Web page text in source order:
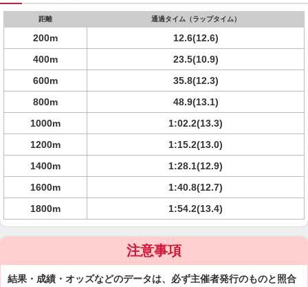
距離 通過タイム（ラップタイム）
200m
12.6(12.6)
400m
23.5(10.9)
600m
35.8(12.3)
800m
48.9(13.1)
1000m
1:02.2(13.3)
1200m
1:15.2(13.0)
1400m
1:28.1(12.9)
1600m
1:40.8(12.7)
1800m
1:54.2(13.4)
注意事項
結果・成績・オッズなどのデータは、必ず主催者発行のものと照合